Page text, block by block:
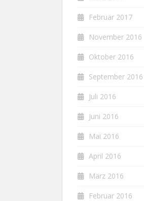
Februar 2017
November 2016
Oktober 2016
September 2016
Juli 2016
Juni 2016
Mai 2016
April 2016
März 2016
Februar 2016